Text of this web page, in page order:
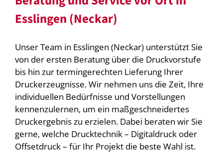
Esslingen (Neckar)
Unser Team in Esslingen (Neckar) unterstützt Sie
von der ersten Beratung über die Druckvorstufe
bis hin zur termingerechten Lieferung Ihrer
Druckerzeugnisse. Wir nehmen uns die Zeit, Ihre
individuellen Bedürfnisse und Vorstellungen
kennenzulernen, um ein maßgeschneidertes
Druckergebnis zu erzielen. Dabei beraten wir Sie
gerne, welche Drucktechnik – Digitaldruck oder
Offsetdruck – für Ihr Projekt die beste Wahl ist.